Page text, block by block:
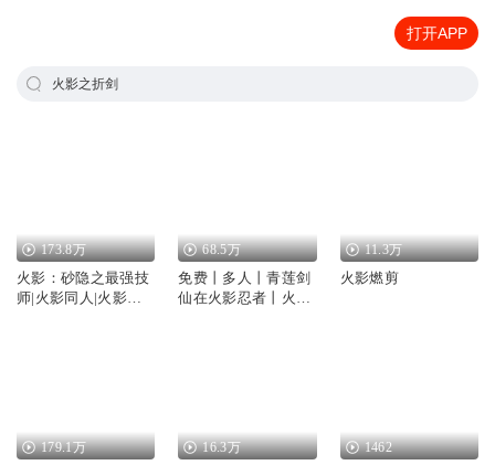
打开APP
火影之折剑
173.8万
火影：砂隐之最强技
师|火影同人|火影忍
68.5万
免费丨多人丨青莲剑
仙在火影忍者丨火影
11.3万
火影燃剪
179.1万 16.3万 1462